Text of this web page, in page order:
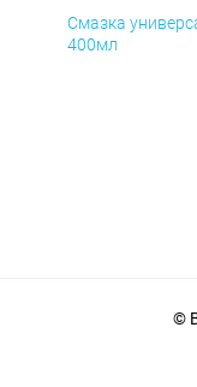
Смазка
400мл
©